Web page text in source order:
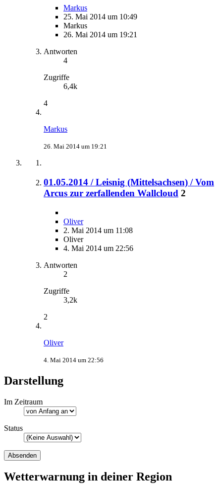
Markus
25. Mai 2014 um 10:49
Markus
26. Mai 2014 um 19:21
Antworten
4
Zugriffe
6,4k
4
Markus
26. Mai 2014 um 19:21
01.05.2014 / Leisnig (Mittelsachsen) / Vom
Arcus zur zerfallenden Wallcloud 2
Oliver
2. Mai 2014 um 11:08
Oliver
4. Mai 2014 um 22:56
Antworten
2
Zugriffe
3,2k
2
Oliver
4. Mai 2014 um 22:56
Darstellung
Im Zeitraum
Status
Wetterwarnung in deiner Region